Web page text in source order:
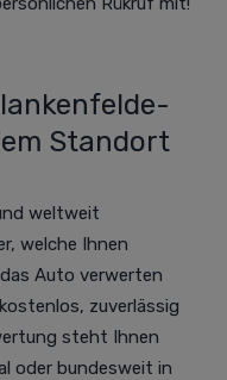
Standort
weltweit
welche Ihnen
Auto verwerten
kostenlos, zuverlässig
steht Ihnen
oder bundesweit in